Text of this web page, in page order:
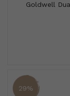
Goldwell
29%